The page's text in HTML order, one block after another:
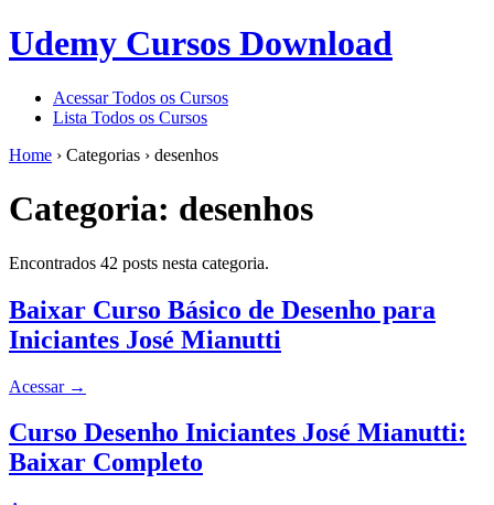
Udemy Cursos Download
Acessar Todos os Cursos
Lista Todos os Cursos
Home › Categorias › desenhos
Categoria: desenhos
Encontrados 42 posts nesta categoria.
Baixar Curso Básico de Desenho para
Iniciantes José Mianutti
Acessar →
Curso Desenho Iniciantes José Mianutti:
Baixar Completo